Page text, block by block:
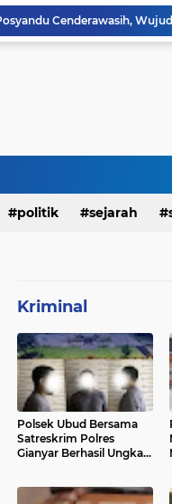
politik sejarah
Kriminal
Polsek Ubud Bersama
Satreskrim Polres
Gianyar Berhasil Ungkap